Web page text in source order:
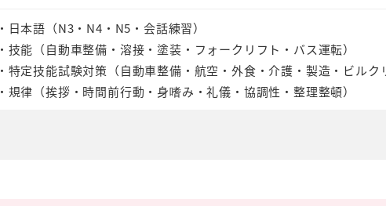
・日本語（N3・N4・N5・会話練習）
・技能（自動車整備・溶接・塗装・フォークリフト・バス運転）
・特定技能試験対策（自動車整備・航空・外食・介護・製造・ビルク
・規律（挨拶・時間前行動・身嗜み・礼儀・協調性・整理整頓）